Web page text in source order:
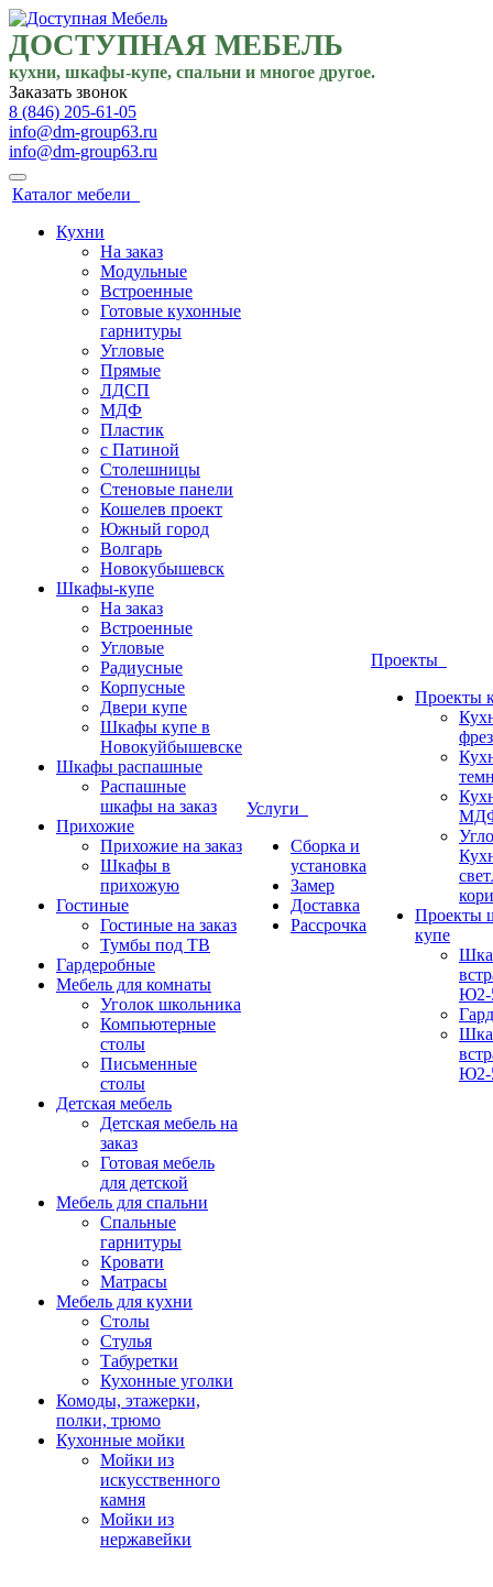
ДОСТУПНАЯ МЕБЕЛЬ
кухни, шкафы-купе, спальни и многое другое.
Заказать звонок
8 (846) 205-61-05
info@dm-group63.ru
info@dm-group63.ru
Каталог мебели
Кухни
На заказ
Модульные
Встроенные
Готовые кухонные
гарнитуры
Угловые
Прямые
ЛДСП
МДФ
Пластик
с Патиной
Столешницы
Стеновые панели
Кошелев проект
Южный город
Волгарь
Новокубышевск
Шкафы-купе
На заказ
Встроенные
Угловые
Радиусные
Корпусные
Двери купе
Шкафы купе в
Новокуйбышевске
Шкафы распашные
Распашные
шкафы на заказ
Прихожие
Прихожие на заказ
Шкафы в
прихожую
Гостиные
Гостиные на заказ
Тумбы под ТВ
Гардеробные
Мебель для комнаты
Уголок школьника
Компьютерные
столы
Письменные
столы
Детская мебель
Детская мебель на
заказ
Готовая мебель
для детской
Мебель для спальни
Спальные
гарнитуры
Кровати
Матрасы
Мебель для кухни
Столы
Стулья
Табуретки
Кухонные уголки
Комоды, этажерки,
полки, трюмо
Кухонные мойки
Мойки из
искусственного
камня
Мойки из
нержавейки
Услуги
Сборка и
установка
Замер
Доставка
Рассрочка
Проекты
Проекты
МДФ
Проекты
купе
Ю2-
Ю2-